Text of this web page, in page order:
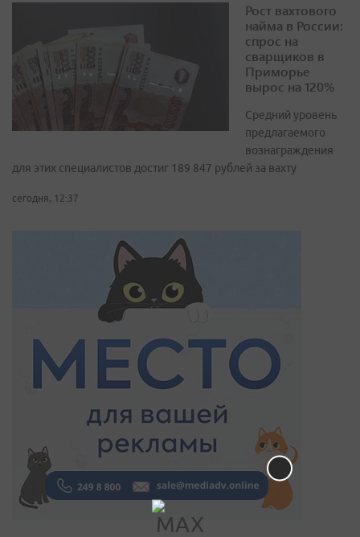
Рост вахтового
найма в России:
спрос на
сварщиков в
Приморье
вырос на 120%
Средний уровень
предлагаемого
вознаграждения
для этих специалистов достиг 189 847 рублей за вахту
сегодня, 12:37